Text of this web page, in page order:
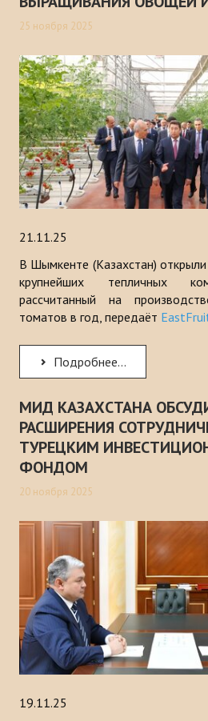
25 ноября 2025
21.11.25
В Шымкенте (Казахстан)
крупнейших тепличных
рассчитанный на
томатов в год, передаёт
Подробнее...
МИД КАЗАХСТАНА
РАСШИРЕНИЯ
ТУРЕЦКИМ
ФОНДОМ
20 ноября 2025
19.11.25